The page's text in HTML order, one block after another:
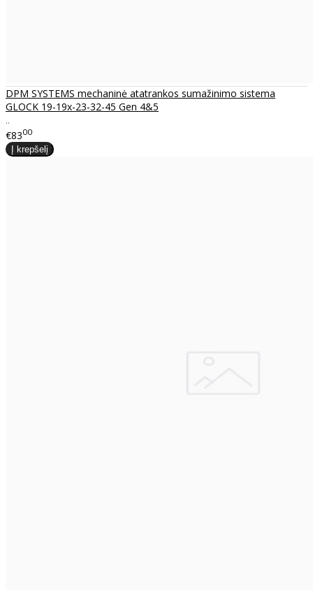
DPM SYSTEMS mechaninė atatrankos sumažinimo sistema
GLOCK 19-19x-23-32-45 Gen 4&5
..
€8300